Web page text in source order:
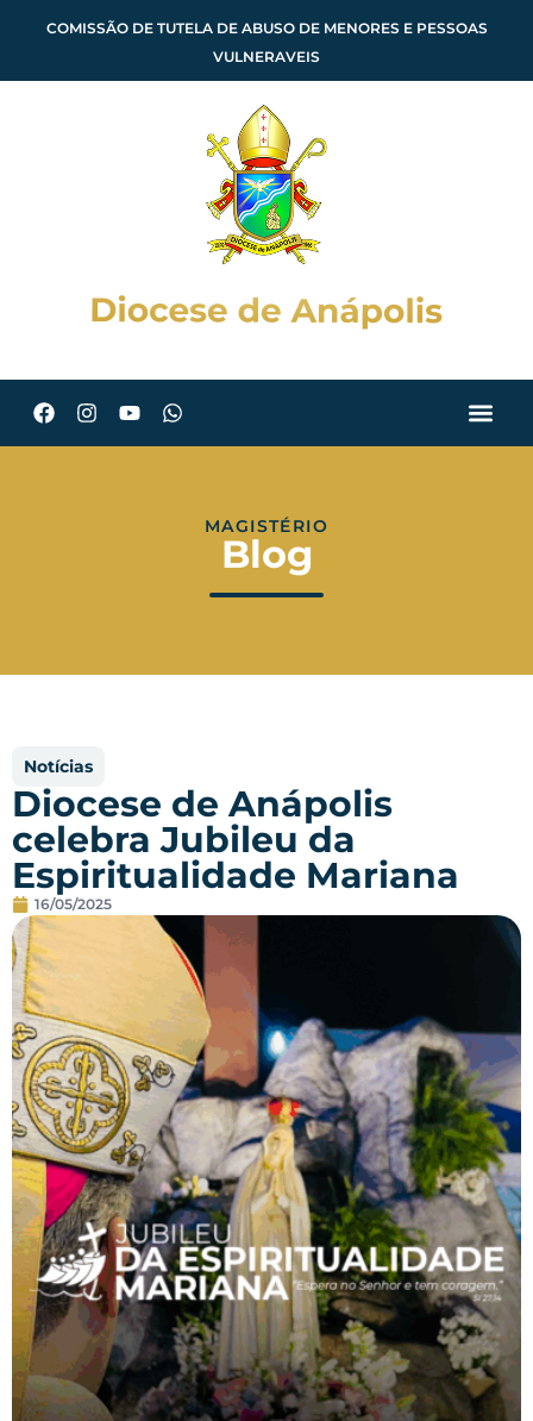
COMISSÃO DE TUTELA DE ABUSO DE MENORES E PESSOAS
VULNERAVEIS
MAGISTÉRIO
Blog
Notícias
Diocese de Anápolis
celebra Jubileu da
Espiritualidade Mariana
16/05/2025